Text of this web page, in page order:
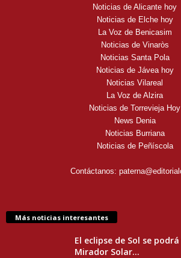
Noticias de Alicante hoy
Noticias de Elche hoy
La Voz de Benicasim
Noticias de Vinaròs
Noticias Santa Pola
Noticias de Jávea hoy
Noticias Vilareal
La Voz de Alzira
Noticias de Torrevieja Hoy
News Denia
Noticias Burriana
Noticias de Peñíscola
Contáctanos:
Más noticias interesantes
El eclipse de Sol se
Mirador Solar...